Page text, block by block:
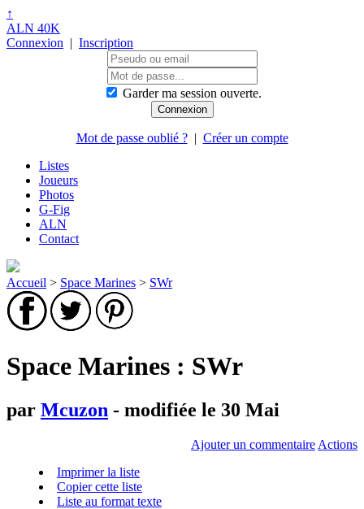
↑
ALN 40K
Connexion | Inscription
Garder ma session ouverte.
Mot de passe oublié ?| Créer un compte
Listes
Joueurs
Photos
G-Fig
ALN
Contact
Accueil > Space Marines > SWr
Space Marines : SWr
par Mcuzon - modifiée le 30 Mai
Ajouter un commentaire Actions
Imprimer la liste
Copier cette liste
Liste au format texte